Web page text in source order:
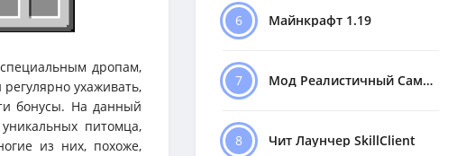
дропам,
ухаживать,
бонусы. На данный
питомца,
из них, похоже,
6 Майнкрафт 1.19
7 Мод Реалистичный Самолёт
8 Чит Лаунчер SkillClient